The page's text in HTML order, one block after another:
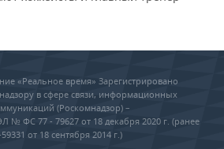
«Реальное время» Зарегистрировано
в сфере связи, информационных
(Роскомнадзор) –
№ ФС 77 - 79627 от 18 декабря 2020 г. (ранее
от 18 сентября 2014 г.)